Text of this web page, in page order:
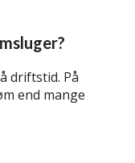
driftstid. På
end mange